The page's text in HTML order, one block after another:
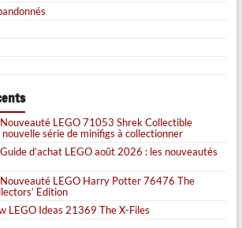
Nouveauté LEGO 71053 Shrek Collectible
série de minifigs à collectionner
Guide d’achat LEGO août 2026 : les nouveautés
Nouveauté LEGO Harry Potter 76476 The
Edition
LEGO Ideas 21369 The X-Files